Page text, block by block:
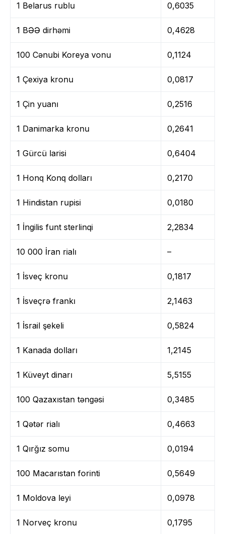
1 Belarus rublu 0,6035
1 BƏƏ dirhəmi 0,4628
100 Cənubi Koreya vonu 0,1124
1 Çexiya kronu 0,0817
1 Çin yuanı 0,2516
1 Danimarka kronu 0,2641
1 Gürcü larisi 0,6404
1 Honq Konq dolları 0,2170
1 Hindistan rupisi 0,0180
1 İngilis funt sterlinqi 2,2834
10 000 İran rialı –
1 İsveç kronu 0,1817
1 İsveçrə frankı 2,1463
1 İsrail şekeli 0,5824
1 Kanada dolları 1,2145
1 Küveyt dinarı 5,5155
100 Qazaxıstan təngəsi 0,3485
1 Qətər rialı 0,4663
1 Qırğız somu 0,0194
100 Macarıstan forinti 0,5649
1 Moldova leyi 0,0978
1 Norveç kronu 0,1795